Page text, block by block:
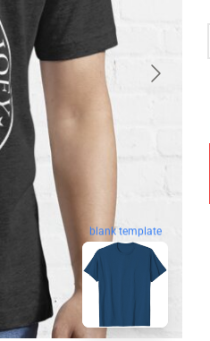
blank template